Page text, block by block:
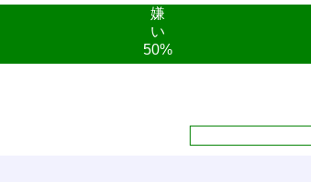
嫌
い
50%